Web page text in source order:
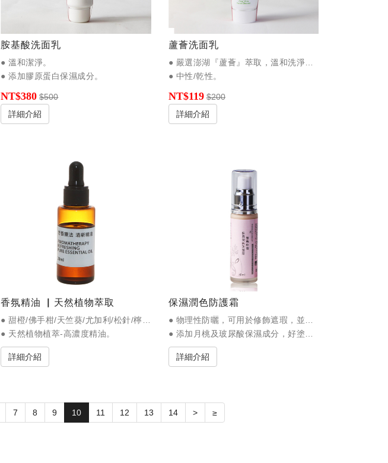
胺基酸洗面乳
● 溫和潔淨。
● 添加膠原蛋白保濕成分。
NT$380 $500
詳細介紹
蘆薈洗面乳
● 中性/乾性。
NT$119 $200
詳細介紹
香氛精油 ▏天然植物萃取
● 甜橙/佛手柑/天竺葵/尤加利/松針/檸檬/生薑/羅勒/薰衣草/迷迭香/馬鬱蘭/鼠尾草
● 天然植物植萃-高濃度精油。
詳細介紹
保濕潤色防護霜
● 物理性防曬，可用於修飾遮瑕，並能改善肌膚暗沉膚色。
● 添加月桃及玻尿酸保濕成分，好塗抹，肌膚自然透亮。
詳細介紹
7 8 9 10 11 12 13 14 > ≥